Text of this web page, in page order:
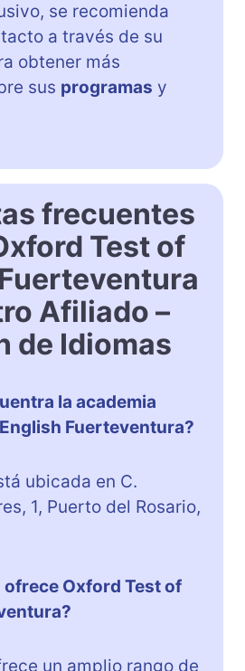
se recomienda
a través de su
obtener más
sus programas y
frecuentes
Test of
Afiliado –
de Idiomas
la academia
Fuerteventura?
ubicada en C.
1, Puerto del Rosario,
Oxford Test of
un amplio rango de